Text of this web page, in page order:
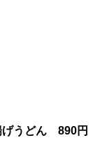
げうどん 890円